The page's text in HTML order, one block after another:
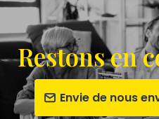
Restons en
Envie de nous